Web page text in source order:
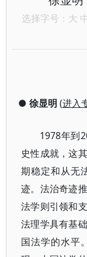
选择字号： 大
● 徐显明 (进入
1978年到
史性成就，这
期稳定和从无
迹。法治奇迹
法学则引领和
法理学具有基
国法学的水平